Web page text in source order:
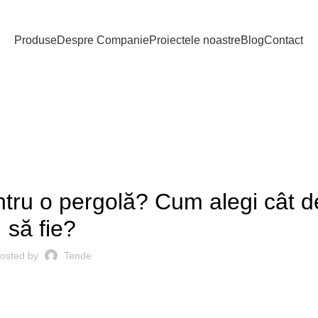
ProduseDespre CompanieProiectele noastreBlogContact
o pergolă? Cum alegi cât
să fie?
by Tende